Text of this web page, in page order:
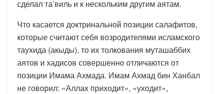
сделал та’виль и к нескольким другим аятам.
Что касается доктринальной позиции салафитов,
которые считают себя возродителями исламского
таухида (акыды), то их толкования муташаббих
аятов и хадисов совершенно отличаются от
позиции Имама Ахмада. Имам Ахмад бин Ханбал
не говорил: «Аллах приходит», «уходит»,